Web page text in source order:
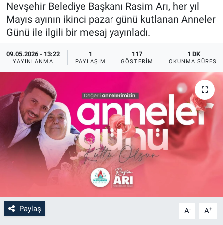
Nevşehir Belediye Başkanı Rasim Arı, her yıl
Mayıs ayının ikinci pazar günü kutlanan Anneler
Günü ile ilgili bir mesaj yayınladı.
09.05.2026 - 13:22
YAYINLANMA
1
PAYLAŞIM
117
GÖSTERIM
1 DK
OKUNMA SÜRESI
Paylaş A- A+
Sağlık
Asayiş
İlan - Duyuru- Mesaj
Yaşam
Sağlık
Eğitim
Kültür
3.Sayfa
İlan - Duyuru- Mesaj